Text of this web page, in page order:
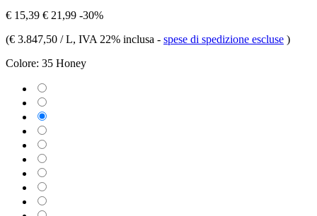
€ 15,39 € 21,99 -30%
(€ 3.847,50 / L, IVA 22% inclusa - spese di spedizione escluse )
Colore: 35 Honey